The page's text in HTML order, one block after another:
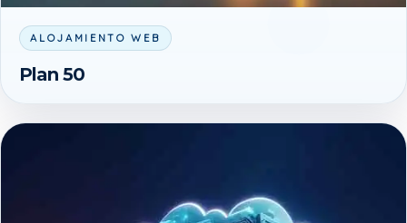
ALOJAMIENTO WEB
Plan 50